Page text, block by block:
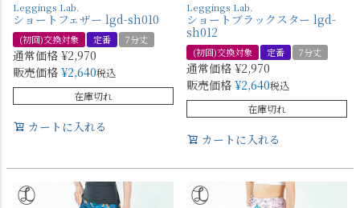
Leggings Lab.
ショートフェザー lgd-sh010
(初回)交換対象 定番 7分丈
通常価格 ¥2,970
販売価格 ¥2,640税込
在庫切れ
カートに入れる
Leggings Lab.
ショートブラックスター lgd-
sh012
(初回)交換対象 定番 7分丈
通常価格 ¥2,970
販売価格 ¥2,640税込
在庫切れ
カートに入れる